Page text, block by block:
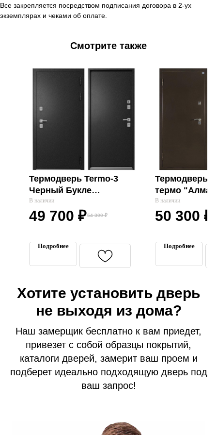
Все закрепляется посредством подписания договора в 2-ух
экземплярах и чеками об оплате.
Смотрите также
Термодверь Termo-3
Черный Букле
"Мегатрон" 2025
В наличии
49 700 ₽54 300 ₽
Подробнее
Термодверь
термо
В наличии
50 300 ₽
Подробнее
Хотите установить дверь
не выходя из дома?
Наш замерщик бесплатно к вам приедет,
привезет с собой образцы покрытий,
каталоги дверей, замерит ваш проем и
подберет идеально подходящую дверь под
ваш запрос!
+7 (913) 031 41 21
Наши работы
Замерщик
Противопожарные двери
Тамбурные двери
Подъездные двери
Межкомнатные двери
Входные двери